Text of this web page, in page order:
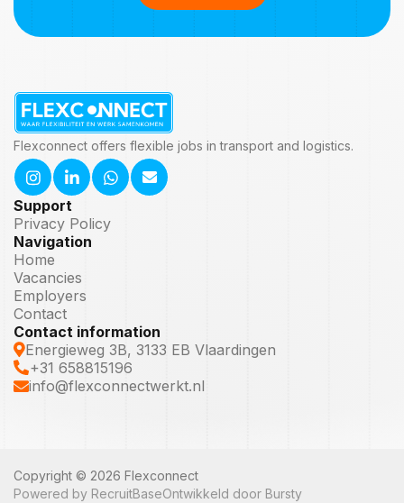
Flexconnect offers flexible jobs in transport and logistics.
Support
Privacy Policy
Navigation
Home
Vacancies
Employers
Contact
Contact information
Energieweg 3B, 3133 EB Vlaardingen
+31 658815196
info@flexconnectwerkt.nl
Copyright © 2026 Flexconnect
Powered by RecruitBaseOntwikkeld door Bursty